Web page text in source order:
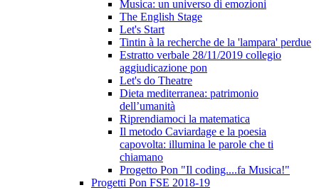
Musica: un universo di emozioni
The English Stage
Let's Start
Tintin à la recherche de la 'lampara' perdue
Estratto verbale 28/11/2019 collegio
aggiudicazione pon
Let's do Theatre
Dieta mediterranea: patrimonio
dell’umanità
Riprendiamoci la matematica
Il metodo Caviardage e la poesia
capovolta: illumina le parole che ti
chiamano
Progetto Pon "Il coding....fa Musica!"
Progetti Pon FSE 2018-19